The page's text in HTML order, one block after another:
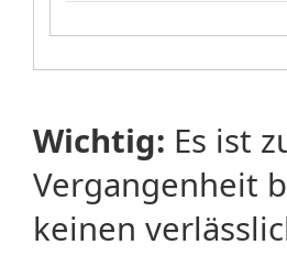
Wichtig: Es ist
Vergangenheit
keinen